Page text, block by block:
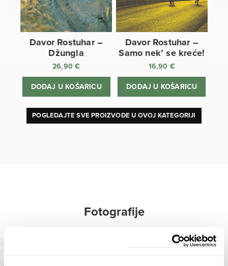
Davor Rostuhar –
Džungla
26,90€
DODAJ U KOŠARICU
Davor Rostuhar –
Samo nek’ se kreće!
16,90 €
DODAJ U KOŠARICU
POGLEDAJTE SVE PROIZVODE U OVOJ KATEGORIJI
Fotografije